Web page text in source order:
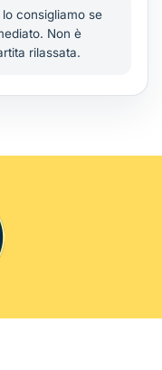
lo consigliamo se
Non è
rilassata.